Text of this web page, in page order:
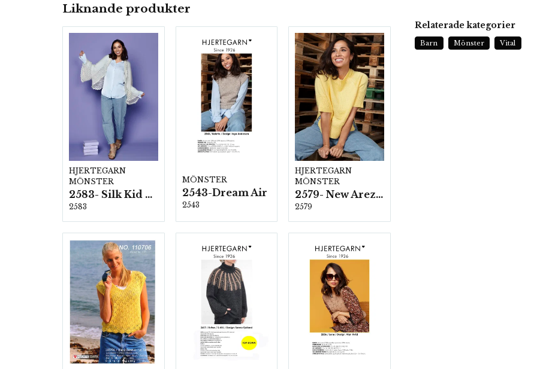
Liknande produkter
HJERTEGARN
MÖNSTER
2583- Silk Kid Mohair
2583
MÖNSTER
2543-Dream Air
2543
HJERTEGARN
MÖNSTER
2579- New Arezzo
2579
Relaterade kategorier
Barn Mönster Vital